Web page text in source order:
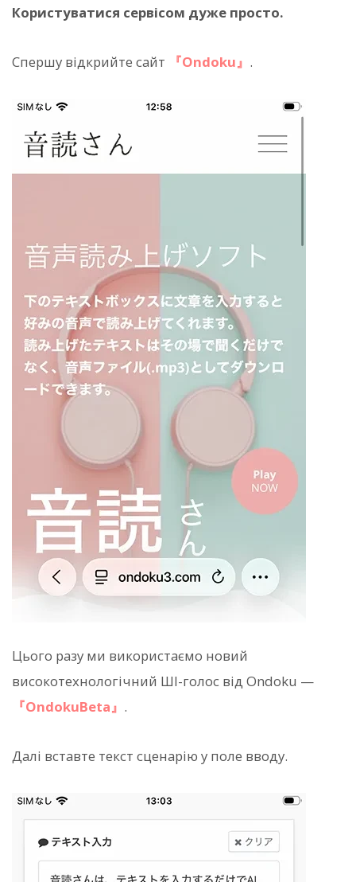
Користуватися сервісом дуже просто.
Спершу відкрийте сайт 『Ondoku』 .
Цього разу ми використаємо новий
високотехнологічний ШІ-голос від Ondoku —
『OndokuBeta』 .
Далі вставте текст сценарію у поле вводу.